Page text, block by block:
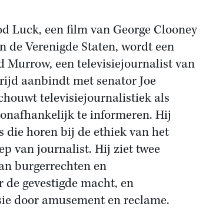
Luck, een film van George Clooney
Verenigde Staten, wordt een
Murrow, een televisiejournalist van
aanbindt met senator Joe
televisiejournalistiek als
te informeren. Hij
die horen bij de ethiek van het
van journalist. Hij ziet twee
burgerrechten en
gevestigde macht, en
door amusement en reclame.